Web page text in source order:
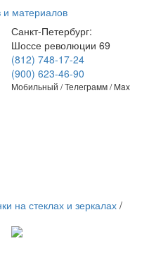
материалов
Санкт-Петербург:
Шоссе революции 69
(812) 748-17-24
(900) 623-46-90
Мобильный / Телеграмм / Max
на стеклах и зеркалах /